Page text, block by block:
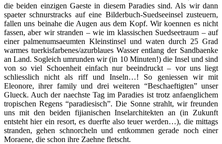
die beiden einzigen Gaeste in diesem Paradies sind. Als wir dann
spaeter schnurstracks auf eine Bilderbuch-Suedseeinsel zusteuern,
fallen uns beinahe die Augen aus dem Kopf. Wir koennen es nicht
fassen, aber wir stranden – wie im klassischen Suedseetraum – auf
einer palmenumsaeumten Kleinstinsel und waten durch 25 Grad
warmes tuerkisfarbenes/azurblaues Wasser entlang der Sandbaenke
an Land. Sogleich umrunden wir (in 10 Minuten!) die Insel und sind
von so viel Schoenheit einfach nur beeindruckt – vor uns liegt
schliesslich nicht als riff und Inseln…! So geniessen wir mit
Eleonore, ihrer family und drei weiteren “Beschaeftigten” unser
Glueck. Auch der naechste Tag im Paradies ist trotz anfaenglichem
tropischen Regens “paradiesisch”. Die Sonne strahlt, wir freunden
uns mit den beiden fijianischen Inselarchitekten an (in Zukunft
entsteht hier ein resort, es duerfte also teuer werden…), die mittags
stranden, gehen schnorcheln und entkommen gerade noch einer
Moraene, die schon ihre Zaehne fletscht.